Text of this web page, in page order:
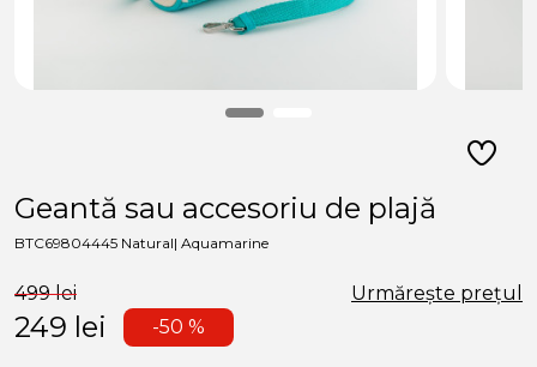
Geantă sau accesoriu de plajă
BTC69804445 Natural| Aquamarine
499 lei Urmărește prețul
249 lei -50 %